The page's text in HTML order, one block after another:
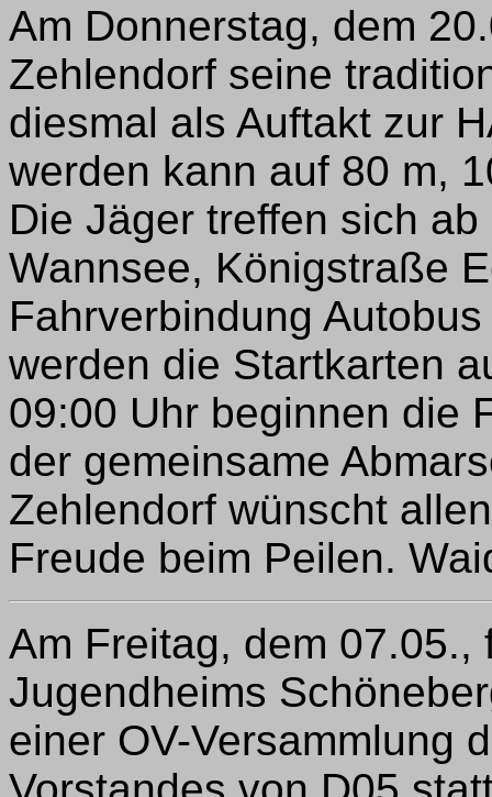
Am Donnerstag, dem
Zehlendorf seine
diesmal als Auftakt zur
werden kann auf 80 m,
Die Jäger treffen sich
Wannsee, Königstraße
Fahrverbindung
werden die Startkarten
09:00 Uhr beginnen die
der gemeinsame
Zehlendorf wünscht
Freude beim Peilen.
Am Freitag, dem
Jugendheims
einer OV-Versammlung